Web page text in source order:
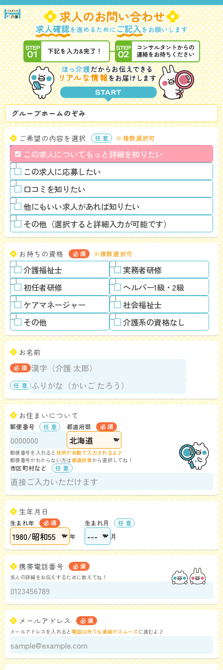
グループホームのぞみ
ご希望の内容を選択 ※複数選択可
この求人についてもっと詳細を知りたい
この求人に応募したい
口コミを知りたい
他にもいい求人があれば知りたい
その他（選択すると詳細入力が可能です）
お持ちの資格 ※複数選択可
介護福祉士
実務者研修
初任者研修
ヘルパー1級・2級
ケアマネージャー
社会福祉士
その他
介護系の資格なし
お名前
お住まいについて
郵便番号 都道府県
市区町村など
郵便番号を入れると 住所が自動で入力されるよ♪
郵便番号がわからない方は都道府県から選択してね！
生年月日
生まれ年
年
生まれ月
月
携帯電話番号
求人の詳細をお伝えするために教えてね！
メールアドレス
メールアドレスを入れると 電話以外でも連絡がスムーズに進むよ♪